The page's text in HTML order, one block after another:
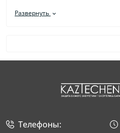
доставку по всему
Генераторы для дома
Дизельные
частного дома или дачи.
Промышленные
Развернуть
Телефоны: